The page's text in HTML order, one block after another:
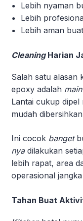
Lebih nyaman
Lebih
Lebih aman
CleaningHarian
Salah satu alasan
epoxy adalah
Lantai cukup
mudah
Ini cocok banget
nyadilakukan
lebih rapat, area
operasional
Tahan Buat